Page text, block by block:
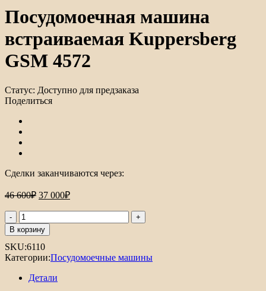
Посудомоечная машина
встраиваемая Kuppersberg
GSM 4572
Статус: Доступно для предзаказа
Поделиться
Сделки заканчиваются через:
46 600₽ Первоначальная
составляла
46
600₽.
37 000₽Текущая
37
000₽.
Количество
товара
Посудомоечная
машина
встраиваемая
GSM
В корзину
SKU:6110
Категории:Посудомоечные машины
Детали